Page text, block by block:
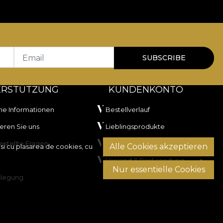
rubs, ceea ce îl recomandă pentru tapițerie
în tambur, fără curățare chimică.
si cu plasarea de cookies, cu
Alle Cookies akzeptieren
Nur essentielle Cookies
Email SUBSCRIBE
Informationen
Sie uns
Fragen
KUNDENKONTO
Bestellverlauf
Lieblingsprodukte
Zahlungsmethoden
Versand & Rücksendung